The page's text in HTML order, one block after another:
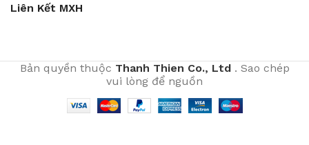
Liên Kết MXH
Bản quyền thuộc Thanh Thien Co., Ltd. Sao chép
vui lòng để nguồn